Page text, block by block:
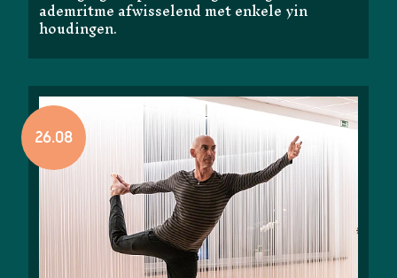
ademritme afwisselend met enkele yin
houdingen.
26.08